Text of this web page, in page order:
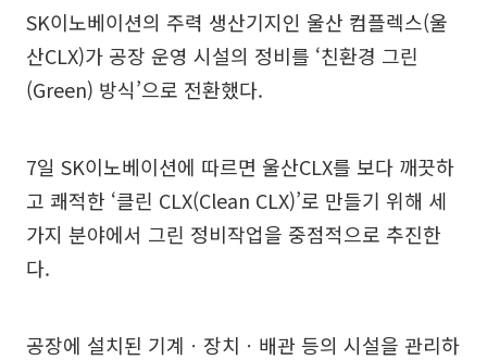
SK이노베이션의 주력 생산기지인 울산 컴플렉스(울
산CLX)가 공장 운영 시설의 정비를 ‘친환경 그린
(Green) 방식’으로 전환했다.
7일 SK이노베이션에 따르면 울산CLX를 보다 깨끗하
고 쾌적한 ‘클린 CLX(Clean CLX)’로 만들기 위해 세
가지 분야에서 그린 정비작업을 중점적으로 추진한
다.
공장에 설치된 기계ㆍ장치ㆍ배관 등의 시설을 관리하